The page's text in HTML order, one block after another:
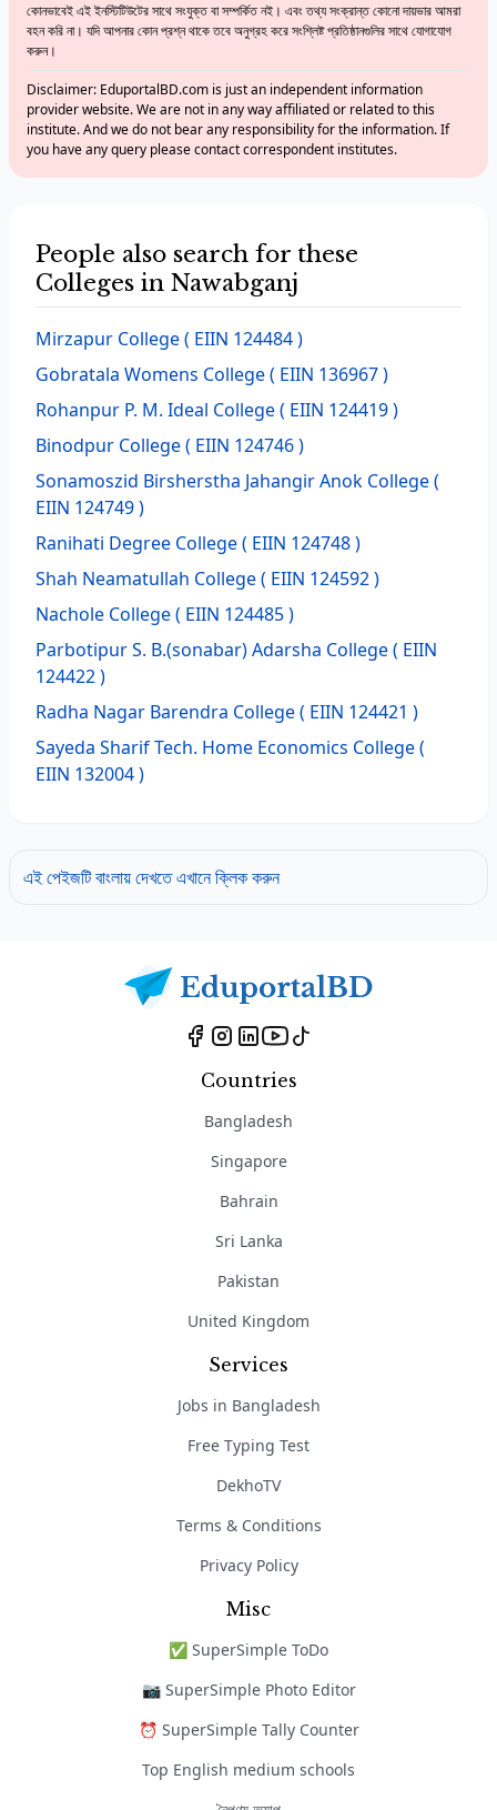
কোনভাবেই এই ইনস্টিটিউটের সাথে সংযুক্ত বা সম্পর্কিত নই। এবং তথ্য সংক্রান্ত কোনো দায়ভার আমরা
বহন করি না। যদি আপনার কোন প্রশ্ন থাকে তবে অনুগ্রহ করে সংশ্লিষ্ট প্রতিষ্ঠানগুলির সাথে যোগাযোগ
করুন।
Disclaimer: EduportalBD.com is just an independent information
provider website. We are not in any way affiliated or related to this
institute. And we do not bear any responsibility for the information. If
you have any query please contact correspondent institutes.
People also search for these
Colleges in Nawabganj
Mirzapur College( EIIN 124484 )
Gobratala Womens College( EIIN 136967 )
Rohanpur P. M. Ideal College( EIIN 124419 )
Binodpur College( EIIN 124746 )
Sonamoszid Birsherstha Jahangir Anok College(
EIIN 124749 )
Ranihati Degree College( EIIN 124748 )
Shah Neamatullah College( EIIN 124592 )
Nachole College( EIIN 124485 )
Parbotipur S. B.(sonabar) Adarsha College( EIIN
124422 )
Radha Nagar Barendra College( EIIN 124421 )
Sayeda Sharif Tech. Home Economics College(
EIIN 132004 )
এই পেইজটি বাংলায় দেখতে এখানে ক্লিক করুন
Countries
Bangladesh
Singapore
Bahrain
Sri Lanka
Pakistan
United Kingdom
Services
Jobs in Bangladesh
Free Typing Test
DekhoTV
Terms & Conditions
Privacy Policy
Misc
✅ SuperSimple ToDo
📷 SuperSimple Photo Editor
⏰ SuperSimple Tally Counter
Top English medium schools